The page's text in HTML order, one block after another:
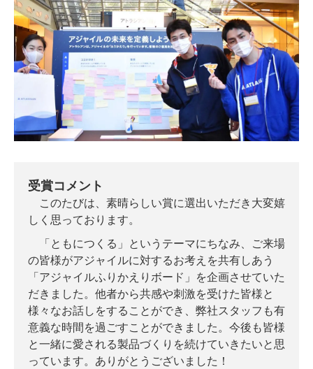
受賞コメント
このたびは、素晴らしい賞に選出いただき大変嬉
しく思っております。
「ともにつくる」というテーマにちなみ、ご来場
の皆様がアジャイルに対するお考えを共有しあう
「アジャイルふりかえりボード」を企画させていた
だきました。他者から共感や刺激を受けた皆様と
様々なお話しをすることができ、弊社スタッフも有
意義な時間を過ごすことができました。今後も皆様
と一緒に愛される製品づくりを続けていきたいと思
っています。ありがとうございました！